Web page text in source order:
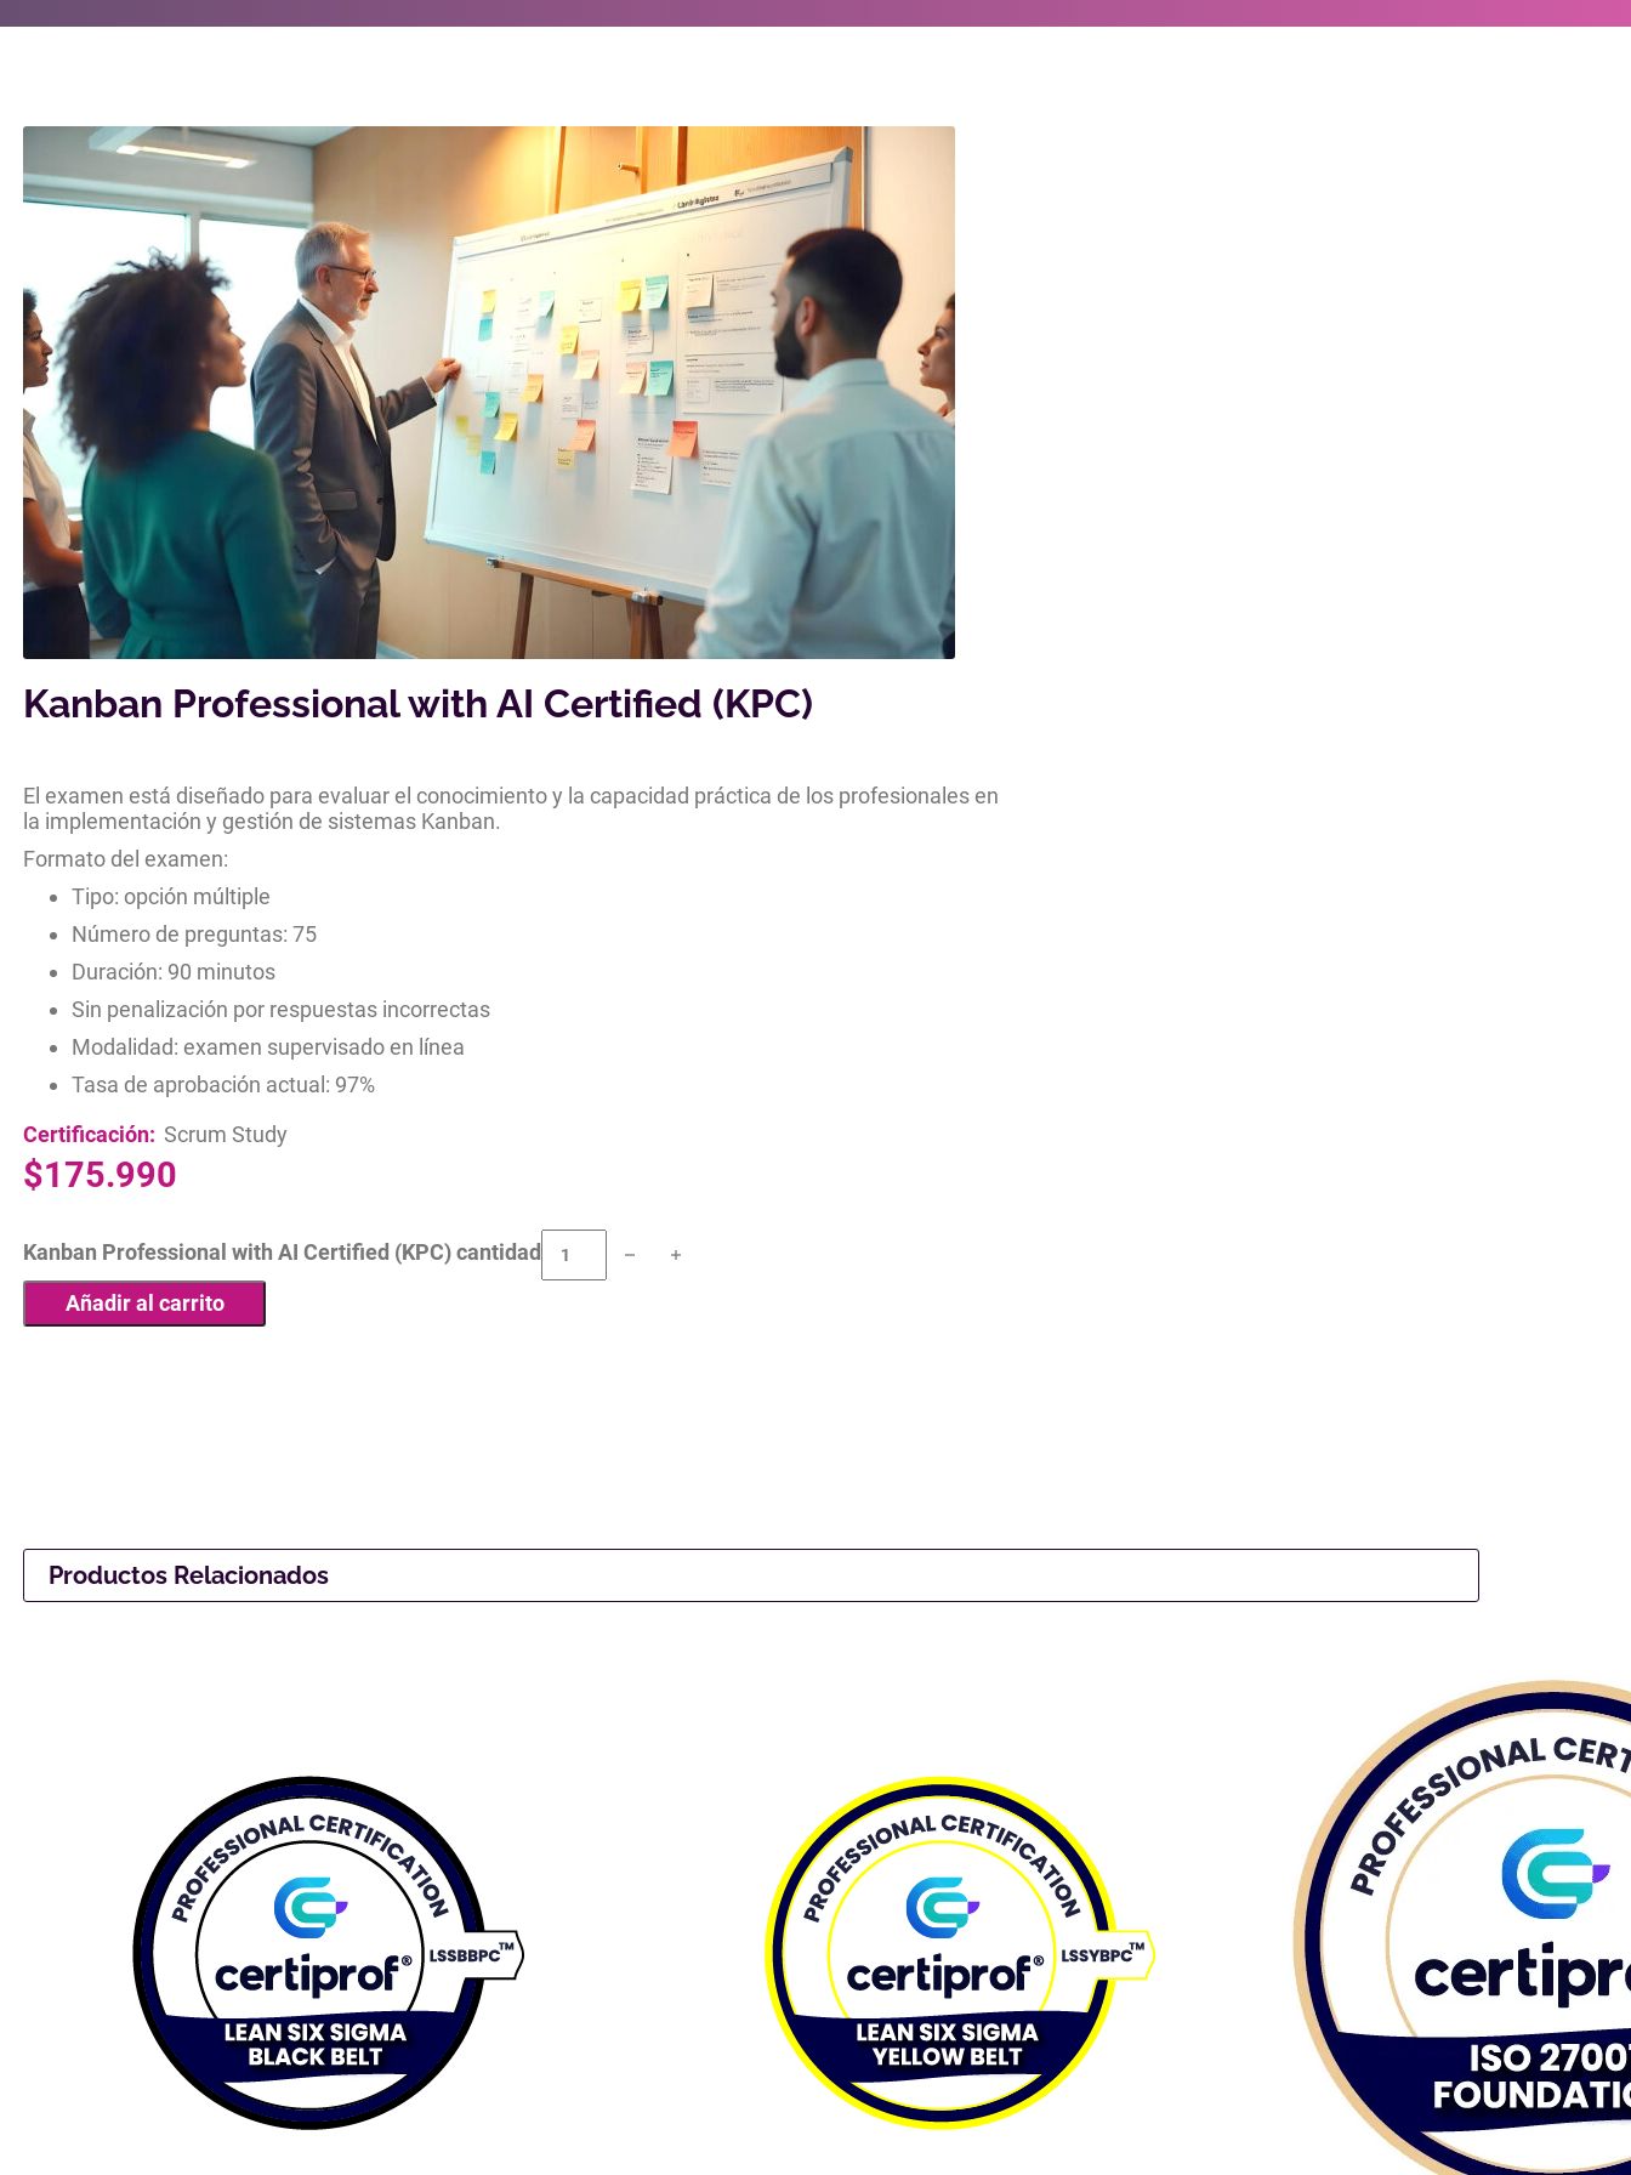
Kanban Professional with AI Certified (KPC)
El examen está diseñado para evaluar el conocimiento y la capacidad práctica de los profesionales en
la implementación y gestión de sistemas Kanban.
Formato del examen:
Tipo: opción múltiple
Número de preguntas: 75
Duración: 90 minutos
Sin penalización por respuestas incorrectas
Modalidad: examen supervisado en línea
Tasa de aprobación actual: 97%
Certificación: Scrum Study
$175.990
Kanban Professional with AI Certified (KPC) cantidad
Añadir al carrito
Productos Relacionados